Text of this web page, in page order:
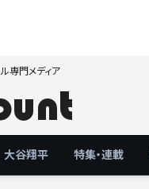
専門メディア
大谷翔平 特集・連載